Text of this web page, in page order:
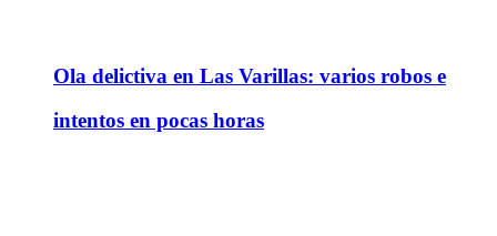
Ola delictiva en Las Varillas: varios robos e
intentos en pocas horas